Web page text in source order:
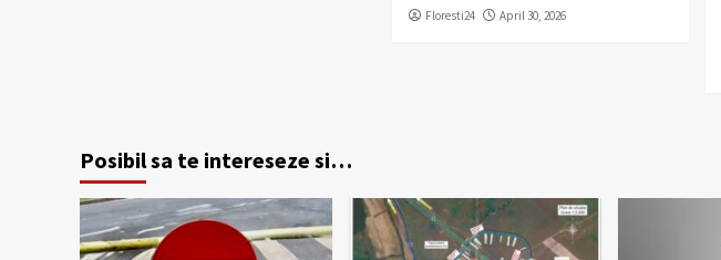
Floresti24 April 30, 2026
Posibil sa te intereseze si…